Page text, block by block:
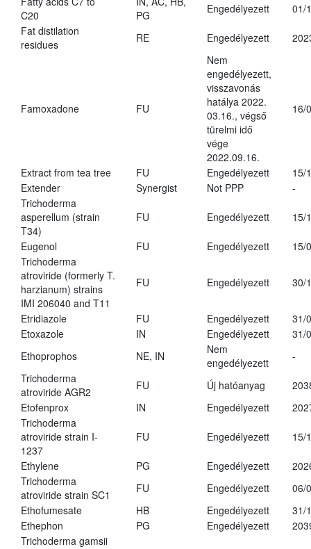
C20
PG
Engedélyezett
01/
Fat distilation
residues
RE Engedélyezett
Famoxadone FU
Nem
engedélyezett,
visszavonás
hatálya 2022.
03.16., végső
türelmi idő
vége
2022.09.16.
16/
Extract from tea tree FU Engedélyezett
15/
Extender
Synergist Not PPP
-
Trichoderma
asperellum (strain
T34)
FU Engedélyezett 15/
Eugenol FU Engedélyezett
15/
Trichoderma
atroviride (formerly T.
harzianum) strains
IMI 206040 and T11
FU Engedélyezett 30/
Etridiazole FU Engedélyezett
31/
Etoxazole
IN Engedélyezett
31/
Ethoprophos
NE, IN
Nem
engedélyezett
-
Trichoderma
atroviride AGR2
FU Új hatóanyag
Etofenprox
IN Engedélyezett
Trichoderma
atroviride strain I-
1237
FU Engedélyezett 15/
Ethylene PG Engedélyezett
Trichoderma
atroviride strain SC1
FU Engedélyezett
06/
Ethofumesate
HB Engedélyezett
31/
Ethephon
PG Engedélyezett
Trichoderma gamsii